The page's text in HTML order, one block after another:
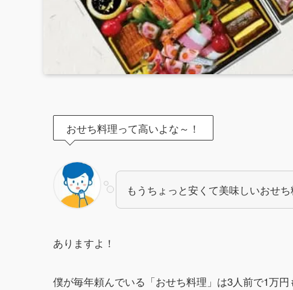
おせち料理って高いよな～！
もうちょっと安くて美味しいおせ
ありますよ！
僕が毎年頼んでいる「おせち料理」は3人前で1万円